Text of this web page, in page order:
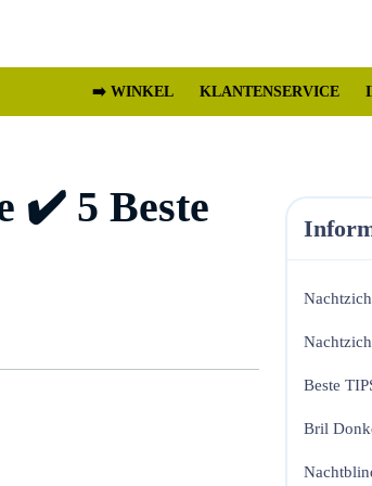
➡️ WINKEL KLANTENSERVICE
✔️ 5 Beste
Beste
Bril